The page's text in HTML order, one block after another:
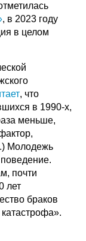
, в 2023 году
в целом
, что
в 1990-х,
меньше,
Молодежь
почти
лет
браков